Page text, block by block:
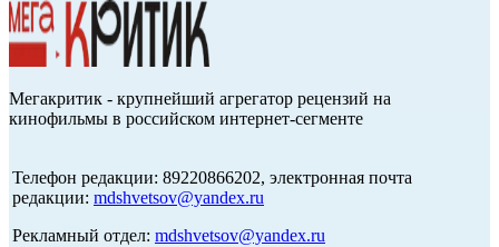
Мегакритик - крупнейший агрегатор рецензий на
кинофильмы в российском интернет-сегменте
Телефон редакции: 89220866202, электронная почта
редакции: mdshvetsov@yandex.ru
Рекламный отдел: mdshvetsov@yandex.ru